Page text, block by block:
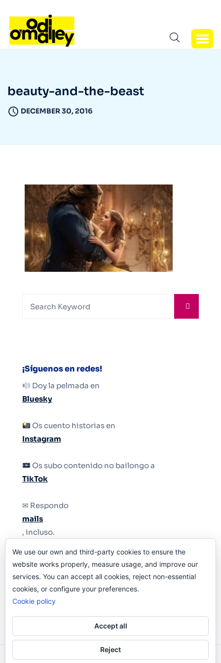
beauty-and-the-beast
DECEMBER 30, 2016
¡Síguenos en redes!
Doy la pelmada en
Bluesky
Os cuento historias en
Instagram
Os subo contenido no bailongo a
TikTok
✉ Respondo
mails
, incluso.
Y si una persona no puede tener teléfono, que
le quiten el teléfono.
We use our own and third-party cookies to ensure the
website works properly, measure usage, and improve our
services. You can accept all cookies, reject non-essential
cookies, or configure your preferences.
Cookie policy
Accept all
Reject